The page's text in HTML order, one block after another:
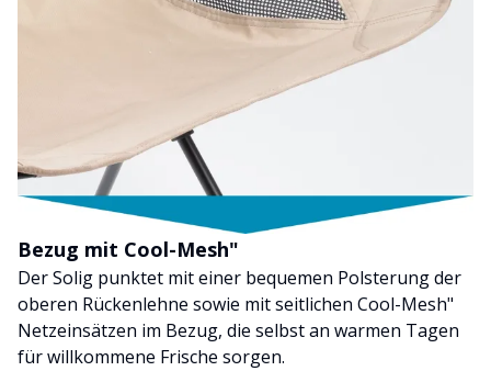
Bezug mit Cool-Mesh"
Der Solig punktet mit einer bequemen Polsterung der
oberen Rückenlehne sowie mit seitlichen Cool-Mesh"
Netzeinsätzen im Bezug, die selbst an warmen Tagen
für willkommene Frische sorgen.